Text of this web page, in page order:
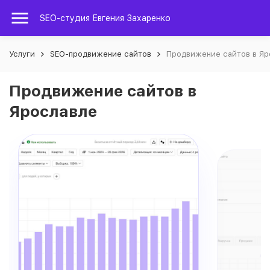
SEO-студия Евгения Захаренко
Услуги SEO-продвижение сайтов Продвижение сайтов в
Продвижение сайтов в
Ярославле